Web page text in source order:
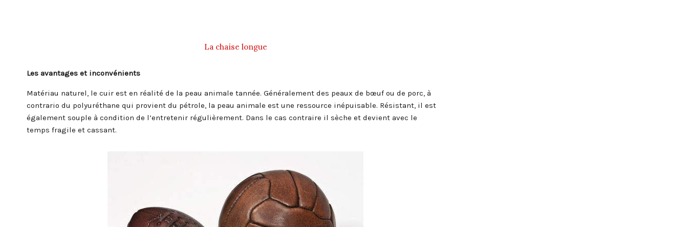
La chaise longue
Les avantages et inconvénients
Matériau naturel, le cuir est en réalité de la peau animale tannée. Généralement des peaux de bœuf ou de porc, à
contrario du polyuréthane qui provient du pétrole, la peau animale est une ressource inépuisable. Résistant, il est
également souple à condition de l’entretenir régulièrement. Dans le cas contraire il sèche et devient avec le
temps fragile et cassant.